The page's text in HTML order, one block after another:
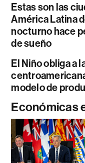
Estas son las
América Latina
nocturno hace
de sueño
El Niño obliga a
modelo de
Económicas